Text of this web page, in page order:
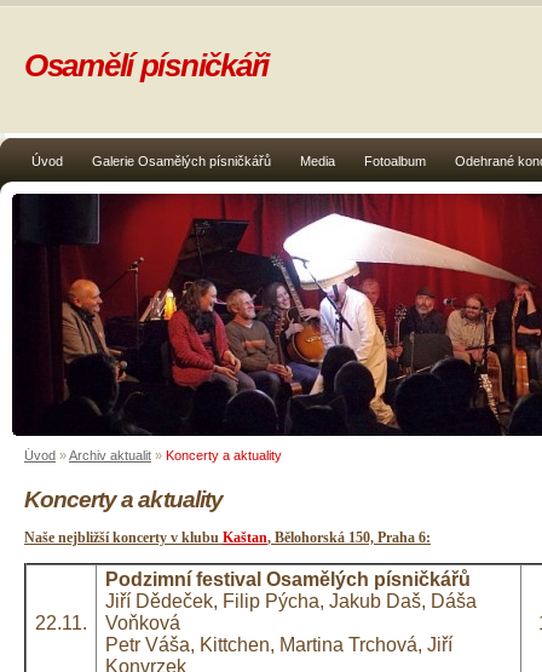
Úvod Galerie Osamělých písničkářů Media Fotoalbum Odehrané
Osamělí písničkáři
Úvod »Archiv aktualit » Koncerty a aktuality
Koncerty a aktuality
Naše nejbližší koncerty v klubu Kaštan, Bělohorská 150, Praha 6:
22.11.
Podzimní festival Osamělých písničkářů
Jiří Dědeček, Filip Pýcha, Jakub Daš, Dáša
Voňková
Petr Váša, Kittchen, Martina Trchová, Jiří
Konvrzek